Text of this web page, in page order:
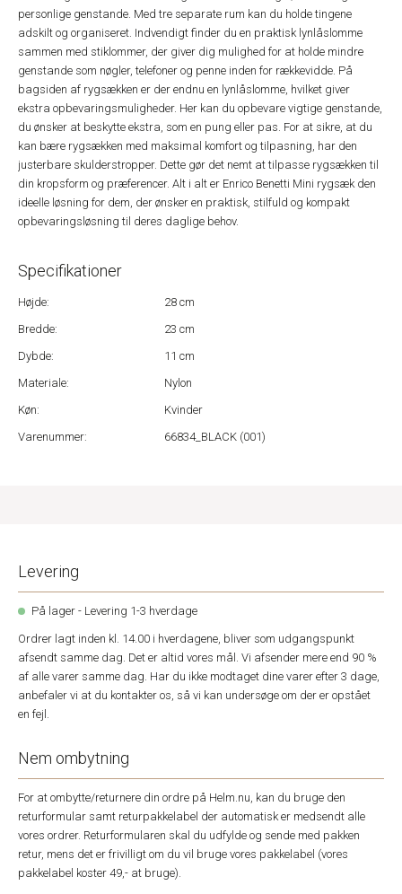
personlige genstande. Med tre separate rum kan du holde tingene
adskilt og organiseret. Indvendigt finder du en praktisk lynlåslomme
sammen med stiklommer, der giver dig mulighed for at holde mindre
genstande som nøgler, telefoner og penne inden for rækkevidde. På
bagsiden af rygsækken er der endnu en lynlåslomme, hvilket giver
ekstra opbevaringsmuligheder. Her kan du opbevare vigtige genstande,
du ønsker at beskytte ekstra, som en pung eller pas. For at sikre, at du
kan bære rygsækken med maksimal komfort og tilpasning, har den
justerbare skulderstropper. Dette gør det nemt at tilpasse rygsækken til
din kropsform og præferencer. Alt i alt er Enrico Benetti Mini rygsæk den
ideelle løsning for dem, der ønsker en praktisk, stilfuld og kompakt
opbevaringsløsning til deres daglige behov.
Specifikationer
Højde:
28 cm
Bredde:
23 cm
Dybde:
11 cm
Materiale:
Nylon
Køn:
Kvinder
Varenummer:
66834_BLACK (001)
Levering
På lager - Levering 1-3 hverdage
Ordrer lagt inden kl. 14.00 i hverdagene, bliver som udgangspunkt
afsendt samme dag. Det er altid vores mål. Vi afsender mere end 90 %
af alle varer samme dag. Har du ikke modtaget dine varer efter 3 dage,
anbefaler vi at du kontakter os, så vi kan undersøge om der er opstået
en fejl.
Nem ombytning
For at ombytte/returnere din ordre på Helm.nu, kan du bruge den
returformular samt returpakkelabel der automatisk er medsendt alle
vores ordrer. Returformularen skal du udfylde og sende med pakken
retur, mens det er frivilligt om du vil bruge vores pakkelabel (vores
pakkelabel koster 49,- at bruge).